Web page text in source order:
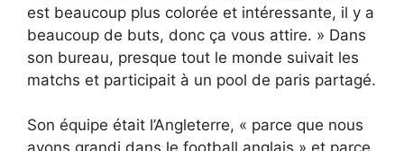
est beaucoup plus colorée et intéressante, il y a
beaucoup de buts, donc ça vous attire. » Dans
son bureau, presque tout le monde suivait les
matchs et participait à un pool de paris partagé.
Son équipe était l’Angleterre, « parce que nous
avons grandi dans le football anglais » et parce